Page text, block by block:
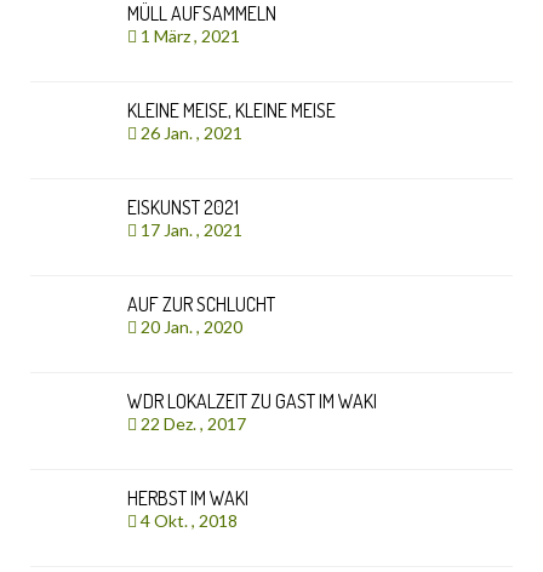
MÜLL AUFSAMMELN
1 März , 2021
KLEINE MEISE, KLEINE MEISE
26 Jan. , 2021
EISKUNST 2021
17 Jan. , 2021
AUF ZUR SCHLUCHT
20 Jan. , 2020
WDR LOKALZEIT ZU GAST IM WAKI
22 Dez. , 2017
HERBST IM WAKI
4 Okt. , 2018